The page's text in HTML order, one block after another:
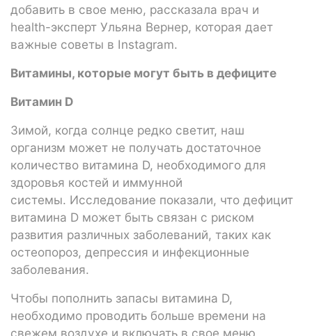
добавить в свое меню, рассказала врач и
health-эксперт Ульяна Вернер, которая дает
важные советы в Instagram.
Витамины, которые могут быть в дефиците
Витамин D
Зимой, когда солнце редко светит, наш
организм может не получать достаточное
количество витамина D, необходимого для
здоровья костей и иммунной
системы. Исследование показали, что дефицит
витамина D может быть связан с риском
развития различных заболеваний, таких как
остеопороз, депрессия и инфекционные
заболевания.
Чтобы пополнить запасы витамина D,
необходимо проводить больше времени на
свежем воздухе и включать в свое меню